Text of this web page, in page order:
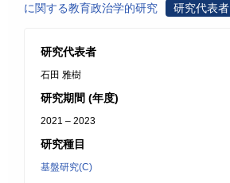
に関する教育政治学的研究
研究代表者
研究代表者
石田 雅樹
研究期間 (年度)
2021 – 2023
研究種目
基盤研究(C)